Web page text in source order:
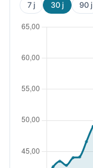
7 j 30 j 90 j